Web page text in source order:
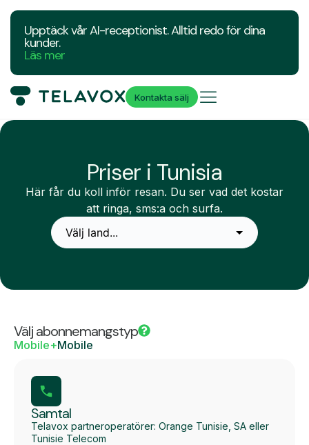
Upptäck vår AI-receptionist. Alltid redo för dina
kunder.
Läs mer
Kontakta sälj
Priser i Tunisia
Här får du koll inför resan. Du ser vad det kostar
att ringa, sms:a och surfa.
Välj abonnemangstyp
Mobile+Mobile
Samtal
Telavox partneroperatörer: Orange Tunisie, SA eller
Tunisie Telecom